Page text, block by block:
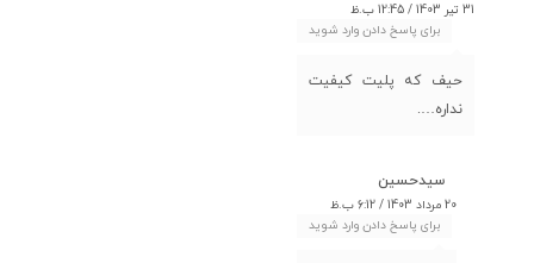
31 تیر 1403 / 12:45 ب.ظ
برای پاسخ دادن وارد شوید
حیف که پلیت کیفیت
نداره….
سیدحسین
20 مرداد 1403 / 6:12 ب.ظ
برای پاسخ دادن وارد شوید